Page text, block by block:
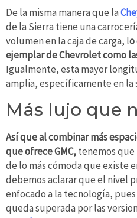
De la misma manera que la
de la Sierra tiene una
volumen en la caja de carga, lo
ejemplar de Chevrolet como
Igualmente, esta mayor
amplia, específicamente en la
Más lujo que
Así que al combinar más
que ofrece GMC,tenemos que
de lo más cómoda que existe
debemos aclarar que el nivel
enfocado a la tecnología,
queda superada por las